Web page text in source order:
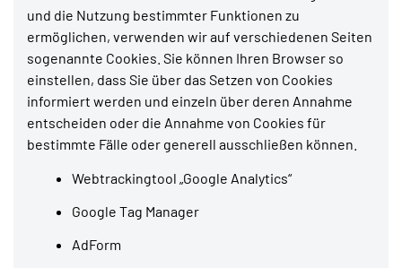
und die Nutzung bestimmter Funktionen zu
ermöglichen, verwenden wir auf verschiedenen Seiten
sogenannte Cookies. Sie können Ihren Browser so
einstellen, dass Sie über das Setzen von Cookies
informiert werden und einzeln über deren Annahme
entscheiden oder die Annahme von Cookies für
bestimmte Fälle oder generell ausschließen können.
Webtrackingtool „Google Analytics“
Google Tag Manager
AdForm